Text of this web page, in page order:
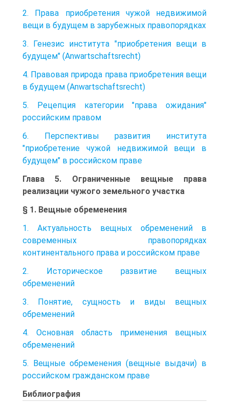
2. Права приобретения чужой недвижимой
вещи в будущем в зарубежных правопорядках
3. Генезис института "приобретения вещи в
будущем" (Anwartschaftsrecht)
4. Правовая природа права приобретения вещи
в будущем (Anwartschaftsrecht)
5. Рецепция категории "права ожидания"
российским правом
6. Перспективы развития института
"приобретение чужой недвижимой вещи в
будущем" в российском праве
Глава 5. Ограниченные вещные права
реализации чужого земельного участка
§ 1. Вещные обременения
1. Актуальность вещных обременений в
современных правопорядках
континентального права и российском праве
2. Историческое развитие вещных
обременений
3. Понятие, сущность и виды вещных
обременений
4. Основная область применения вещных
обременений
5. Вещные обременения (вещные выдачи) в
российском гражданском праве
Библиография